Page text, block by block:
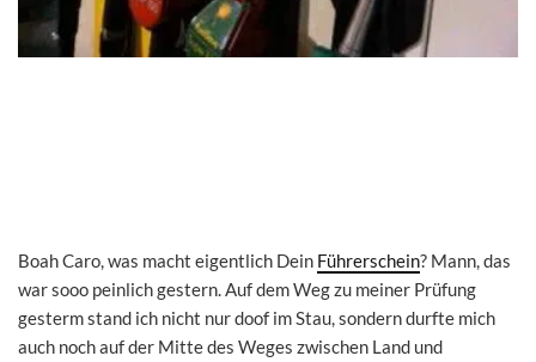
Boah Caro, was macht eigentlich Dein Führerschein? Mann, das
war sooo peinlich gestern. Auf dem Weg zu meiner Prüfung
gesterm stand ich nicht nur doof im Stau, sondern durfte mich
auch noch auf der Mitte des Weges zwischen Land und